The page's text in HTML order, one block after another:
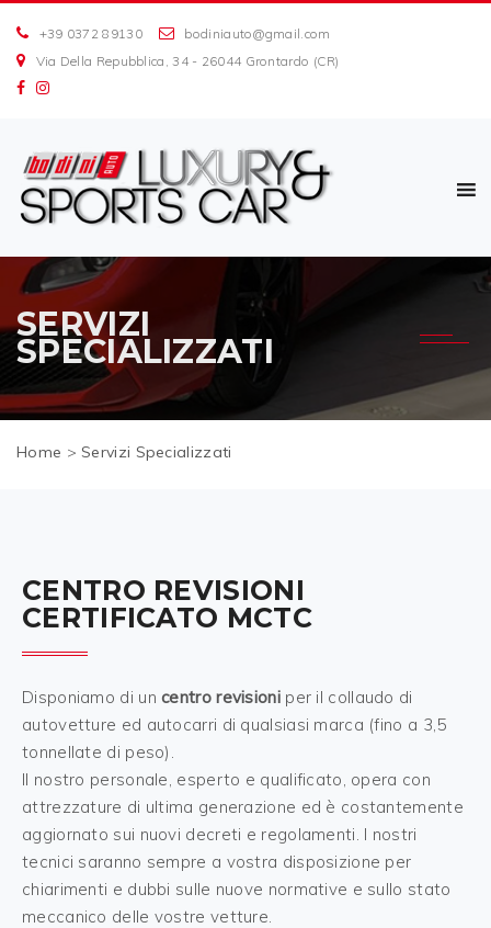
+39 0372 89130
bodiniauto@gmail.com
Via Della Repubblica, 34 - 26044 Grontardo (CR)
SERVIZI
SPECIALIZZATI
Home >Servizi Specializzati
CENTRO REVISIONI
CERTIFICATO MCTC
Disponiamo di uncentro revisioniper il collaudo di
autovetture ed autocarri di qualsiasi marca (fino a 3,5
tonnellate di peso).
Il nostro personale, esperto e qualificato, opera con
attrezzature di ultima generazione ed è costantemente
aggiornato sui nuovi decreti e regolamenti. I nostri
tecnici saranno sempre a vostra disposizione per
chiarimenti e dubbi sulle nuove normative e sullo stato
meccanico delle vostre vetture.